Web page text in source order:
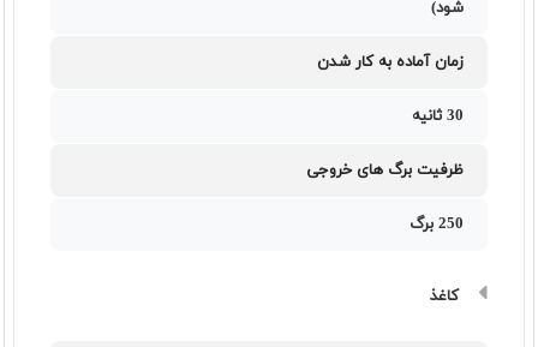
شود)
زمان آماده به کار شدن
30 ثانيه
ظرفیت برگ های خروجی
250 برگ
کاغذ